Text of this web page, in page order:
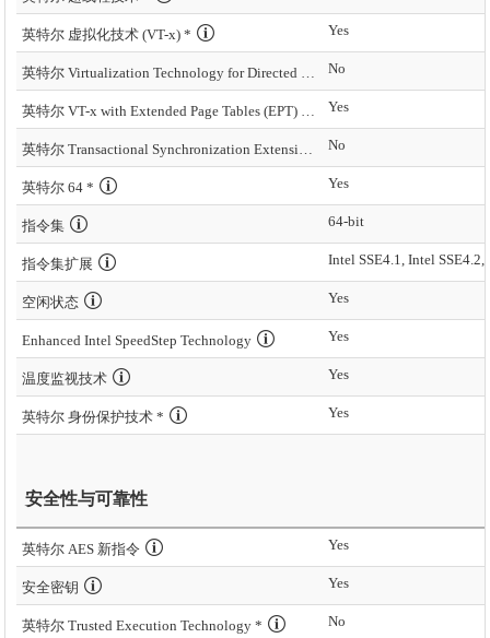
英特尔 虚拟化技术 (VT-x) * Yes
No
Yes
No
英特尔 64 * Yes
指令集 64-bit
指令集扩展 Intel SSE4.1, Intel
空闲状态 Yes
Enhanced Intel SpeedStep Technology Yes
温度监视技术 Yes
英特尔 身份保护技术 * Yes
安全性与可靠性
英特尔 AES 新指令 Yes
安全密钥 Yes
英特尔 Trusted Execution Technology * No